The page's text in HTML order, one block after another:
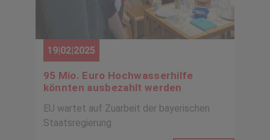
19|02|2025
95 Mio. Euro Hochwasserhilfe
könnten ausbezahlt werden
EU wartet auf Zuarbeit der bayerischen
Staatsregierung